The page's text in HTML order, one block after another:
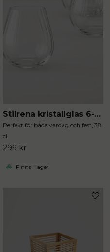
Stilrena kristallglas 6-pack
Perfekt för både vardag och fest, 38
cl
299 kr
Finns i lager